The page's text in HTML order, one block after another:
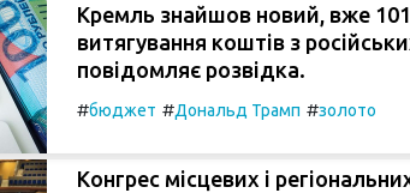
Кремль знайшов новий, вже
витягування коштів з
повідомляє розвідка.
#бюджет #Дональд Трамп #золото
Конгрес місцевих і